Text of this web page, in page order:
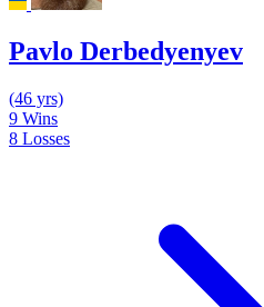
Pavlo Derbedyenyev
(46 yrs)
9 Wins
8 Losses